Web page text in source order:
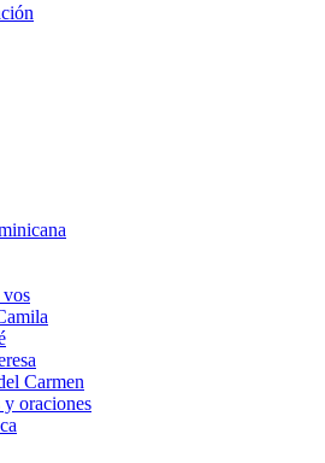
vos
Carmen
y oraciones